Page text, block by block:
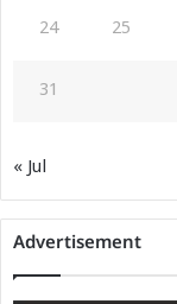
24 25
31
« Jul
Advertisement